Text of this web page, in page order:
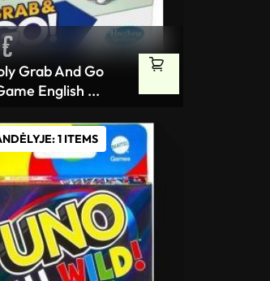
€
Grab And Go
English ...
1 ITEMS